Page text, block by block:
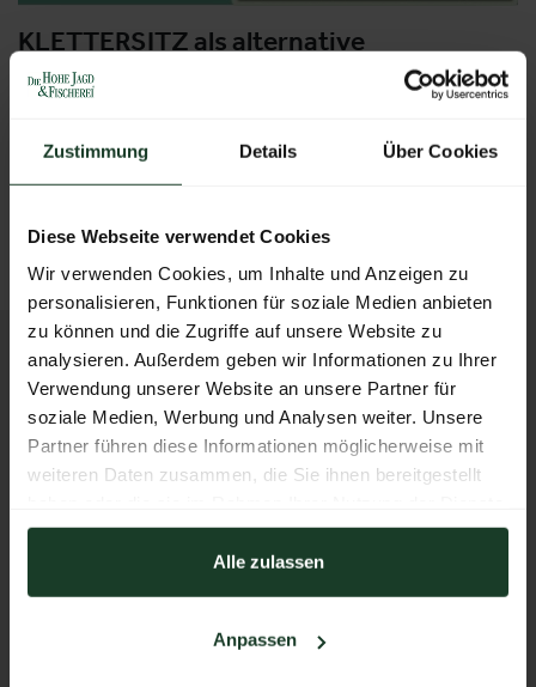
Zustimmung Details Über Cookies
Diese Webseite verwendet Cookies
Wir verwenden Cookies, um Inhalte und Anzeigen zu
personalisieren, Funktionen für soziale Medien anbieten
zu können und die Zugriffe auf unsere Website zu
analysieren. Außerdem geben wir Informationen zu Ihrer
Verwendung unserer Website an unsere Partner für
soziale Medien, Werbung und Analysen weiter. Unsere
Partner führen diese Informationen möglicherweise mit
weiteren Daten zusammen, die Sie ihnen bereitgestellt
gesammelt haben.
Alle zulassen
Anpassen
KLETTERSITZ als alternative
Jagdmethode im Wald der Zukunft
Klettersitz
KONTAKT
Messezentrum Salzburg GmbH
Tel:+43 662 24 04 94
Mail:hohejagd@mzs.at
5020 Salzburg
ANSPRECHPARTNER FINDEN